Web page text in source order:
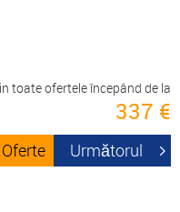
toate ofertele începând de la
337 €
Următorul